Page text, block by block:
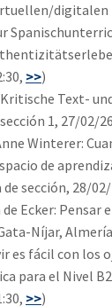
>>)
Text-
1, 27/02/
Winterer:
de
sección, 28/02/
Ecker: Pensar
Níjar,
es fácil con los
para el Nivel
>>)